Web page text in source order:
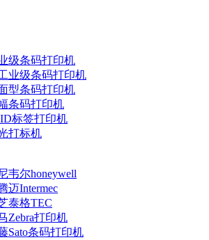
级条码打印机
业级条码打印机
型条码打印机
条码打印机
标签打印机
打标机
韦尔honeywell
迈Intermec
泰格TEC
Zebra打印机
Sato条码打印机